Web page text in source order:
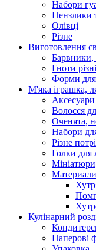
Набори
Пензлики
Олівці
Різне
Виготовлення
Барвники,
Гноти різні
Форми для
М'яка іграшка,
Волосся
Оченята,
Набори
Різне
Голки для
Мініатюри
Материали
Кулінарний
Паперові